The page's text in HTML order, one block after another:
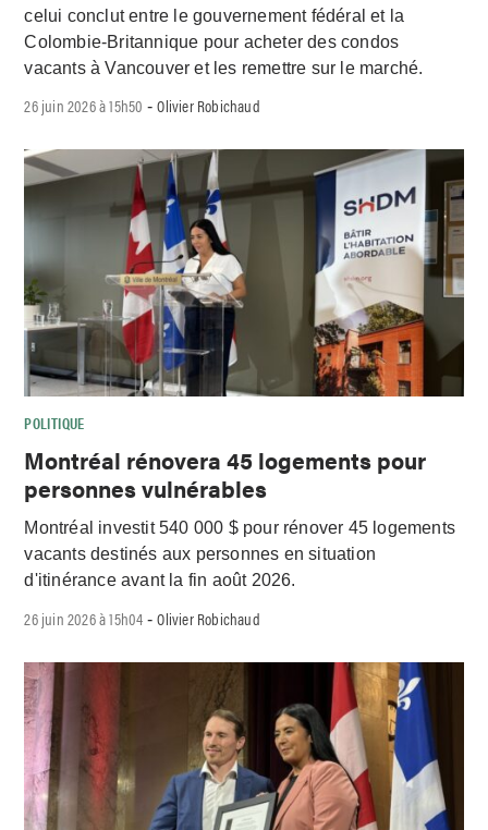
celui conclut entre le gouvernement fédéral et la
Colombie-Britannique pour acheter des condos
vacants à Vancouver et les remettre sur le marché.
26 juin 2026 à 15h50 -Olivier Robichaud
POLITIQUE
Montréal rénovera 45 logements pour
personnes vulnérables
Montréal investit 540 000 $ pour rénover 45 logements
vacants destinés aux personnes en situation
d'itinérance avant la fin août 2026.
26 juin 2026 à 15h04 -Olivier Robichaud